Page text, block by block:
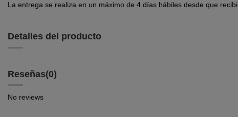
La entrega se realiza en un máximo de 4 días hábiles desde que
Detalles del producto
Reseñas(0)
No reviews